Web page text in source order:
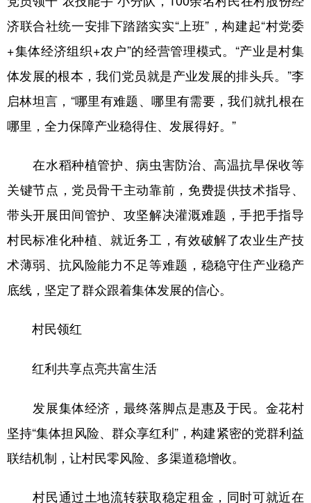
济联合社统一安排下踏踏实实“上班”，构建起“村党委
+集体经济组织+农户”的经营管理模式。“产业是村集
体发展的根本，我们党员就是产业发展的排头兵。”李
启林坦言，“哪里有难题、哪里有需要，我们就扎根在
哪里，全力保障产业稳得住、发展得好。”
在水稻种植管护、病虫害防治、高温抗旱保收等
关键节点，党员骨干主动靠前，免费提供技术指导、
带头开展田间管护、攻坚解决灌溉难题，手把手指导
村民标准化种植、就近务工，有效破解了农业生产技
术薄弱、抗风险能力不足等难题，稳稳守住产业稳产
底线，坚定了群众跟着集体发展的信心。
村民领红
红利共享点亮共富生活
发展集体经济，最终落脚点是惠及于民。金花村
坚持“集体担风险、群众享红利”，构建紧密的党群利益
联结机制，让村民零风险、多渠道稳增收。
村民通过土地流转获取稳定租金，同时可就近在